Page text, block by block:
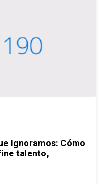
Ignoramos: Cómo
talento,